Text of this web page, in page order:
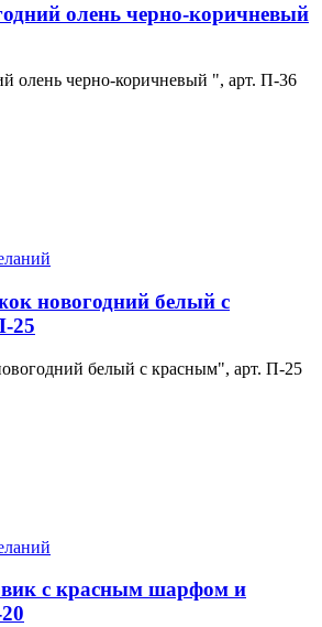
олень черно-коричневый
олень черно-коричневый ", арт. П-36
новогодний белый с
25
белый с красным", арт. П-25
с красным шарфом и